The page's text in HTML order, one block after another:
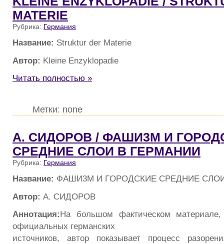
MATERIE
Рубрика: Германия
Название: Struktur der Materie
Автор: Kleine Enzyklopadie
Читать полностью »
Метки: none
А. CИДOPOB / ФАШИ3М И
CPEДHИE CЛOИ В ГЕРМАНИИ
Рубрика: Германия
Название: ФАШИ3М И ГOPOДCКИE CPEДHИE
Автор: А. CИДOPOB
Аннотация:На большом фактическом материале,
официальных германских
источников, автор показывает процесс